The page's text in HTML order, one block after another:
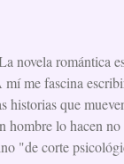
David
del humor
que, por
estar más de
que me
novela romántica
mí me fascina
historias que
hombre lo hacen
"de corte